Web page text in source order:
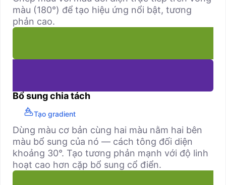
màu (180°) để tạo hiệu ứng nổi bật, tương
phản cao.
Bổ sung chia tách
Tạo gradient
Dùng màu cơ bản cùng hai màu nằm hai bên
màu bổ sung của nó — cách tông đối diện
khoảng 30°. Tạo tương phản mạnh với độ linh
hoạt cao hơn cặp bổ sung cổ điển.